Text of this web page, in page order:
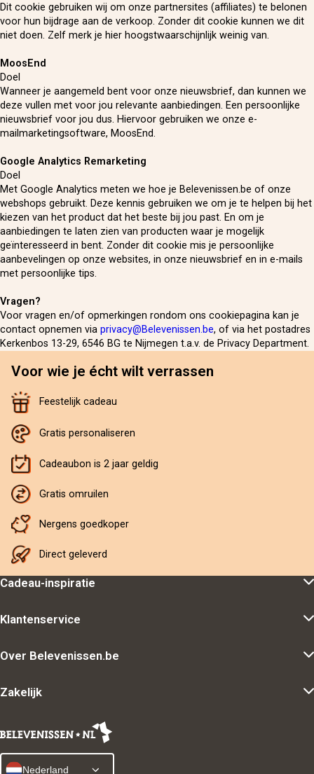
Dit cookie gebruiken wij om onze partnersites (affiliates) te belonen
voor hun bijdrage aan de verkoop. Zonder dit cookie kunnen we dit
niet doen. Zelf merk je hier hoogstwaarschijnlijk weinig van.
MoosEnd
Doel
Wanneer je aangemeld bent voor onze nieuwsbrief, dan kunnen we
deze vullen met voor jou relevante aanbiedingen. Een persoonlijke
nieuwsbrief voor jou dus. Hiervoor gebruiken we onze e-
mailmarketingsoftware, MoosEnd.
Google Analytics Remarketing
Doel
Met Google Analytics meten we hoe je Belevenissen.be of onze
webshops gebruikt. Deze kennis gebruiken we om je te helpen bij het
kiezen van het product dat het beste bij jou past. En om je
aanbiedingen te laten zien van producten waar je mogelijk
geïnteresseerd in bent. Zonder dit cookie mis je persoonlijke
aanbevelingen op onze websites, in onze nieuwsbrief en in e-mails
met persoonlijke tips.
Vragen?
Voor vragen en/of opmerkingen rondom ons cookiepagina kan je
contact opnemen via privacy@Belevenissen.be, of via het postadres
Kerkenbos 13-29, 6546 BG te Nijmegen t.a.v. de Privacy Department.
Voor wie je écht wilt verrassen
Feestelijk cadeau
Gratis personaliseren
Cadeaubon is 2 jaar geldig
Gratis omruilen
Nergens goedkoper
Direct geleverd
Cadeau-inspiratie
Klantenservice
Over Belevenissen.be
Zakelijk
Nederland